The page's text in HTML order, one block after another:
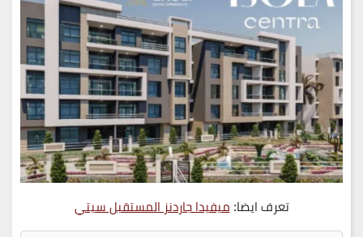
تعرف ايضا:ميفيدا جاردنز المستقبل سيتي